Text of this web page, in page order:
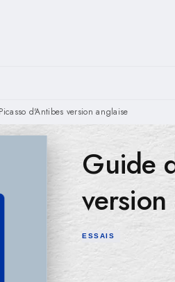
d'Antibes version anglaise
Guide
ESSAIS